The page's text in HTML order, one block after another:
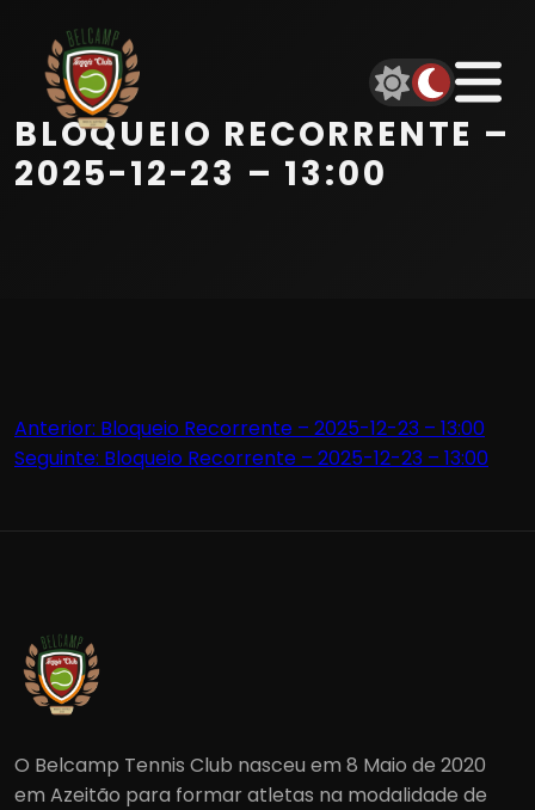
Início
Equipa
Serviços
Beach Tennis
BLOQUEIO RECORRENTE –
2025-12-23 – 13:00
Navegação
de
Anterior: Bloqueio Recorrente – 2025-12-23 – 13:00
Seguinte: Bloqueio Recorrente – 2025-12-23 – 13:00
O Belcamp Tennis Club nasceu em 8 Maio de 2020
em Azeitão para formar atletas na modalidade de